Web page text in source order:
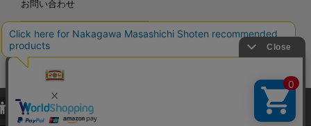
お問い合わせ
Copyright©2000-2026
Nakagawa Masashichi Shoten All Rights Reserved.
当サイトでは、当サイト内における閲覧履歴・属性情報などの取得およ
び利便性向上のためにクッキー（Cookie）を使用いたします。詳細に